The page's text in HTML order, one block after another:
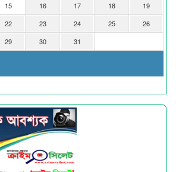
15 16 17 18
19
22 23 24 25
26
29 30 31